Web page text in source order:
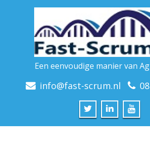
Een eenvoudige manier van
info@fast-scrum.nl